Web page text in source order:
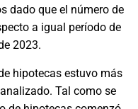
dado que el número de
a igual período de
2023.
hipotecas estuvo más
Tal como se